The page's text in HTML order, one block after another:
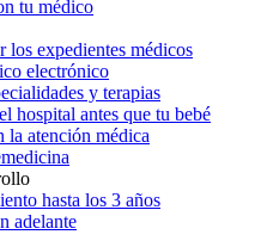
tu médico
los expedientes médicos
electrónico
y terapias
hospital antes que tu bebé
la atención médica
hasta los 3 años
adelante